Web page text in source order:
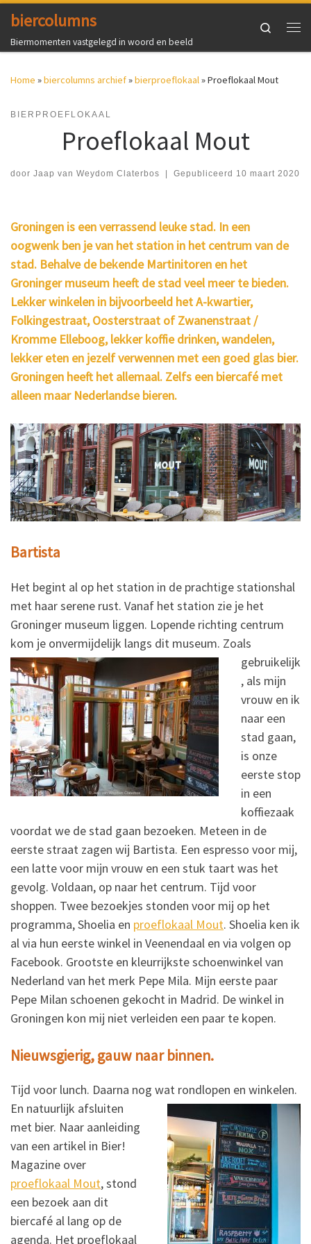
Ga naar inhoud
biercolumns
Biermomenten vastgelegd in woord en beeld
Search
Home »biercolumns archief»bierproeflokaal »Proeflokaal Mout
BIERPROEFLOKAAL
Proeflokaal Mout
door Jaap van Weydom Claterbos Gepubliceerd 10 maart 2020
Groningen is een verrassend leuke stad. In een
oogwenk ben je van het station in het centrum van de
stad. Behalve de bekende Martinitoren en het
Groninger museum heeft de stad veel meer te bieden.
Lekker winkelen in bijvoorbeeld het A-kwartier,
Folkingestraat, Oosterstraat of Zwanenstraat /
Kromme Elleboog, lekker koffie drinken, wandelen,
lekker eten en jezelf verwennen met een goed glas bier.
Groningen heeft het allemaal. Zelfs een biercafé met
alleen maar Nederlandse bieren.
Bartista
Het begint al op het station in de prachtige stationshal
met haar serene rust. Vanaf het station zie je het
Groninger museum liggen. Lopende richting centrum
kom je onvermijdelijk langs dit museum. Zoals
gebruikelijk
, als mijn
vrouw en ik
naar een
stad gaan,
is onze
eerste stop
in een
koffiezaak
voordat we de stad gaan bezoeken. Meteen in de
eerste straat zagen wij Bartista. Een espresso voor mij,
een latte voor mijn vrouw en een stuk taart was het
gevolg. Voldaan, op naar het centrum. Tijd voor
shoppen. Twee bezoekjes stonden voor mij op het
programma, Shoelia en proeflokaal Mout. Shoelia ken ik
al via hun eerste winkel in Veenendaal en via volgen op
Facebook. Grootste en kleurrijkste schoenwinkel van
Nederland van het merk Pepe Mila. Mijn eerste paar
Pepe Milan schoenen gekocht in Madrid. De winkel in
Groningen kon mij niet verleiden een paar te kopen.
Nieuwsgierig, gauw naar binnen.
Tijd voor lunch. Daarna nog wat rondlopen en winkelen.
En natuurlijk afsluiten
met bier. Naar aanleiding
van een artikel in Bier!
Magazine over
proeflokaal Mout, stond
een bezoek aan dit
biercafé al lang op de
agenda. Het proeflokaal